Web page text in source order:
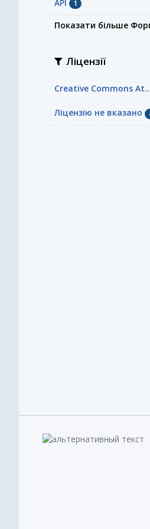
API 1
Показати більше
Ліцензії
Creative Commons
Ліцензію не вказано